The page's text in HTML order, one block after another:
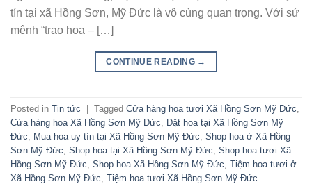
tín tại xã Hồng Sơn, Mỹ Đức là vô cùng quan trọng. Với sứ
mệnh “trao hoa – […]
CONTINUE READING →
Posted in Tin tức Tagged Cửa hàng hoa tươi Xã Hồng Sơn Mỹ Đức
Cửa hàng hoa Xã Hồng Sơn Mỹ Đức Đặt hoa tại Xã Hồng Sơn Mỹ
Đức
Mua hoa uy tín tại Xã Hồng Sơn Mỹ Đức Shop hoa ở Xã Hồng
Sơn Mỹ Đức Shop hoa tại Xã Hồng Sơn Mỹ Đức Shop hoa tươi Xã
Hồng Sơn Mỹ Đức Shop hoa Xã Hồng Sơn Mỹ Đức Tiệm hoa tươi ở
Xã Hồng Sơn Mỹ Đức Tiệm hoa tươi Xã Hồng Sơn Mỹ Đức